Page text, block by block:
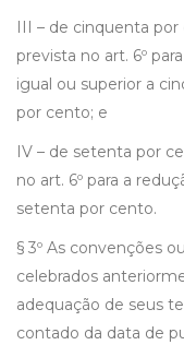
III – de cinquenta
prevista no art. 6º
igual ou superior a
por cento; e
IV – de setenta por
no art. 6º para a
setenta por cento.
§ 3º As convenções
celebrados
adequação de seus
contado da data de